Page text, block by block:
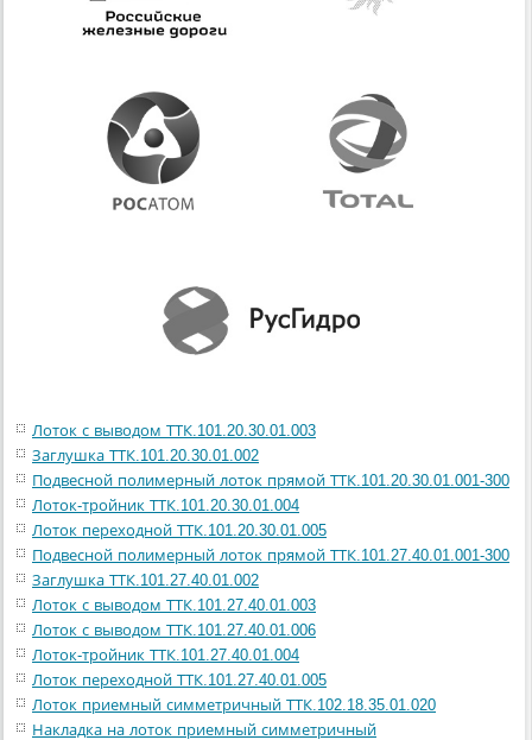
Лоток с выводом ТТК.101.20.30.01.003
Заглушка ТТК.101.20.30.01.002
Подвесной полимерный лоток прямой ТТК.101.20.30.01.001-300
Лоток-тройник ТТК.101.20.30.01.004
Лоток переходной ТТК.101.20.30.01.005
Подвесной полимерный лоток прямой ТТК.101.27.40.01.001-300
Заглушка ТТК.101.27.40.01.002
Лоток с выводом ТТК.101.27.40.01.003
Лоток с выводом ТТК.101.27.40.01.006
Лоток-тройник ТТК.101.27.40.01.004
Лоток переходной ТТК.101.27.40.01.005
Лоток приемный симметричный ТТК.102.18.35.01.020
Накладка на лоток приемный симметричный